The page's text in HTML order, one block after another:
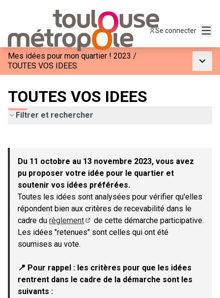
Se connecter
Mes idées pour mon quartier ! 2023 /
TOUTES VOS IDEES
TOUTES VOS IDEES
Filtrer et rechercher
−
Du 11 octobre au 13 novembre 2023, vous avez
pu proposer votre idée pour le quartier et
soutenir vos idées préférées.
Toutes les idées sont analysées pour vérifier qu'elles
répondent bien aux critères de recevabilité dans le
cadre du règlement
(Lien externe)
de cette démarche participative.
Les idées "retenues" sont celles qui ont été
soumises au vote.
📍 Pour rappel : les critères pour que les idées
rentrent dans le cadre de la démarche sont les
suivants :